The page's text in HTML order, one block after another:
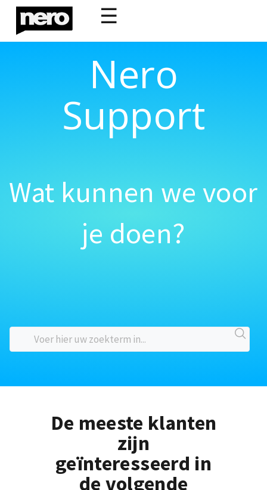
☰
Nero
Support
Wat kunnen we voor
je doen?
De meeste klanten
zijn
geïnteresseerd in
de volgende